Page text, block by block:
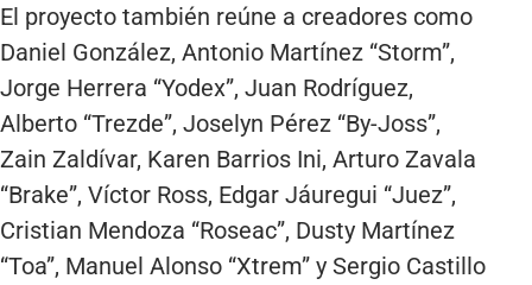
El proyecto también reúne a creadores como
Daniel González, Antonio Martínez “Storm”,
Jorge Herrera “Yodex”, Juan Rodríguez,
Alberto “Trezde”, Joselyn Pérez “By-Joss”,
Zain Zaldívar, Karen Barrios Ini, Arturo Zavala
“Brake”, Víctor Ross, Edgar Jáuregui “Juez”,
Cristian Mendoza “Roseac”, Dusty Martínez
“Toa”, Manuel Alonso “Xtrem” y Sergio Castillo